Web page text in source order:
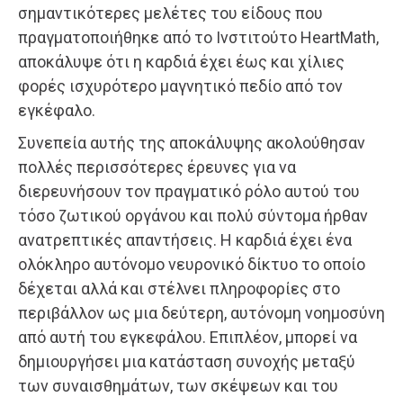
σημαντικότερες μελέτες του είδους που
πραγματοποιήθηκε από το Ινστιτούτο HeartMath,
αποκάλυψε ότι η καρδιά έχει έως και χίλιες
φορές ισχυρότερο μαγνητικό πεδίο από τον
εγκέφαλο.
Συνεπεία αυτής της αποκάλυψης ακολούθησαν
πολλές περισσότερες έρευνες για να
διερευνήσουν τον πραγματικό ρόλο αυτού του
τόσο ζωτικού οργάνου και πολύ σύντομα ήρθαν
ανατρεπτικές απαντήσεις. Η καρδιά έχει ένα
ολόκληρο αυτόνομο νευρονικό δίκτυο το οποίο
δέχεται αλλά και στέλνει πληροφορίες στο
περιβάλλον ως μια δεύτερη, αυτόνομη νοημοσύνη
από αυτή του εγκεφάλου. Επιπλέον, μπορεί να
δημιουργήσει μια κατάσταση συνοχής μεταξύ
των συναισθημάτων, των σκέψεων και του